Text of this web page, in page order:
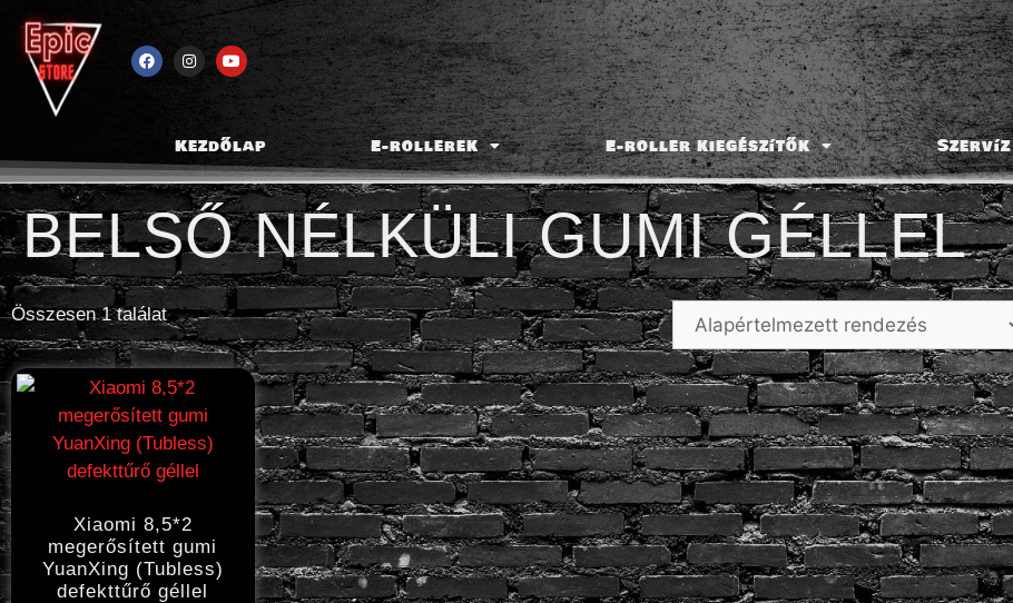
Kezdőlap E-rollerek E-roller kiegészítők Szervíz
BELSŐ NÉLKÜLI GUMI GÉLLEL
Összesen 1 találat
Xiaomi 8,5*2
megerősített gumi
YuanXing (Tubless)
defekttűrő géllel